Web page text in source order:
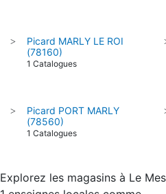
>
Picard MARLY LE ROI
(78160)
1 Catalogues
>
Picard PORT MARLY
(78560)
1 Catalogues
Explorez les magasins à Le